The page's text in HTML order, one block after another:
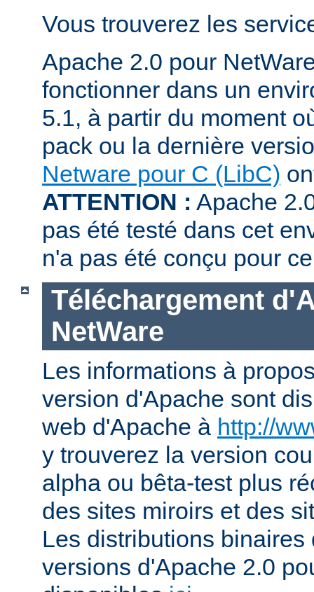
Vous trouverez les
Apache 2.0 pour
fonctionner dans un
5.1, à partir du moment
pack ou la dernière
Netware pour C (LibC)
ATTENTION : Apache
pas été testé dans cet
n'a pas été conçu pour
Téléchargement
NetWare
Les informations à
version d'Apache sont
web d'Apache à http://
y trouverez la version
alpha ou bêta-test plus
des sites miroirs et des
Les distributions binaires
versions d'Apache 2.0